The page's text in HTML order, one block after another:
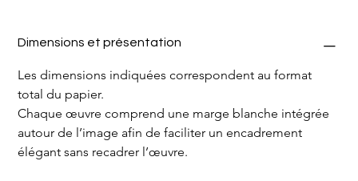
Dimensions et présentation
Les dimensions indiquées correspondent au format
total du papier.
Chaque œuvre comprend une marge blanche intégrée
autour de l’image afin de faciliter un encadrement
élégant sans recadrer l’œuvre.